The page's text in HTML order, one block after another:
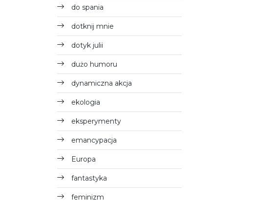
do spania
dotknij mnie
dotyk julii
dużo humoru
dynamiczna akcja
ekologia
eksperymenty
emancypacja
Europa
fantastyka
feminizm